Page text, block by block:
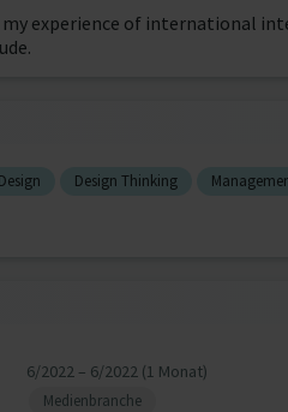
experience of international
Design Thinking
6/2022 – 6/2022 (1 Monat)
Medienbranche